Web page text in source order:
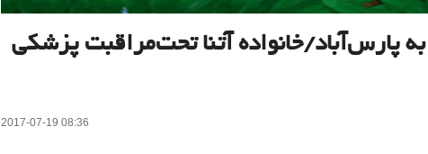
پارس‌آباد/خانواده آتنا تحت‌مراقبت پزشکی
2017-07-19 08:36